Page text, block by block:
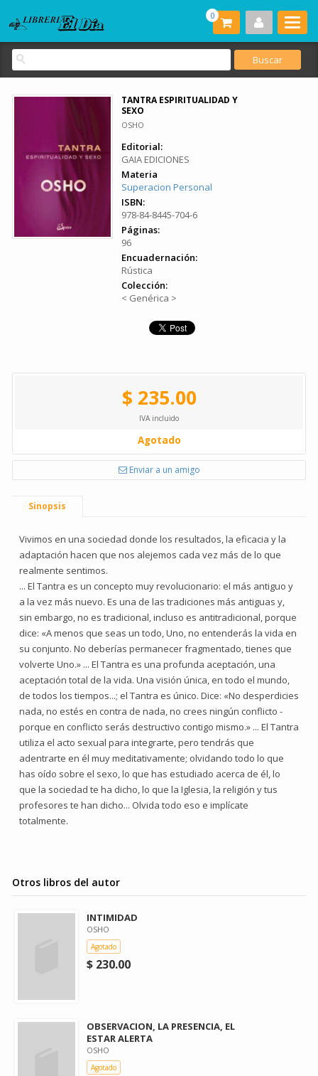
0
TANTRA ESPIRITUALIDAD Y
SEXO
OSHO
Editorial:
GAIA EDICIONES
Materia
Superacion Personal
ISBN:
978-84-8445-704-6
Páginas:
96
Encuadernación:
Rústica
Colección:
< Genérica >
$ 235.00
IVA incluido
Agotado
Enviar a un amigo
Sinopsis
Vivimos en una sociedad donde los resultados, la eficacia y la
adaptación hacen que nos alejemos cada vez más de lo que
realmente sentimos.
... El Tantra es un concepto muy revolucionario: el más antiguo y
a la vez más nuevo. Es una de las tradiciones más antiguas y,
sin embargo, no es tradicional, incluso es antitradicional, porque
dice: «A menos que seas un todo, Uno, no entenderás la vida en
su conjunto. No deberías permanecer fragmentado, tienes que
volverte Uno.» ... El Tantra es una profunda aceptación, una
aceptación total de la vida. Una visión única, en todo el mundo,
de todos los tiempos...; el Tantra es único. Dice: «No desperdicies
nada, no estés en contra de nada, no crees ningún conflicto -
porque en conflicto serás destructivo contigo mismo.» ... El Tantra
utiliza el acto sexual para integrarte, pero tendrás que
adentrarte en él muy meditativamente; olvidando todo lo que
has oído sobre el sexo, lo que has estudiado acerca de él, lo
que la sociedad te ha dicho, lo que la Iglesia, la religión y tus
profesores te han dicho... Olvida todo eso e implícate
totalmente.
Otros libros del autor
INTIMIDAD
OSHO
Agotado
$ 230.00
OBSERVACION, LA PRESENCIA, EL
ESTAR ALERTA
OSHO
Agotado